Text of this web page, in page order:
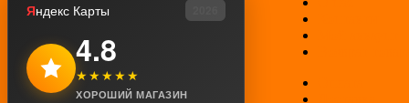
Яндекс Карты
4.8
★★★★★
ХОРОШИЙ МАГАЗИН